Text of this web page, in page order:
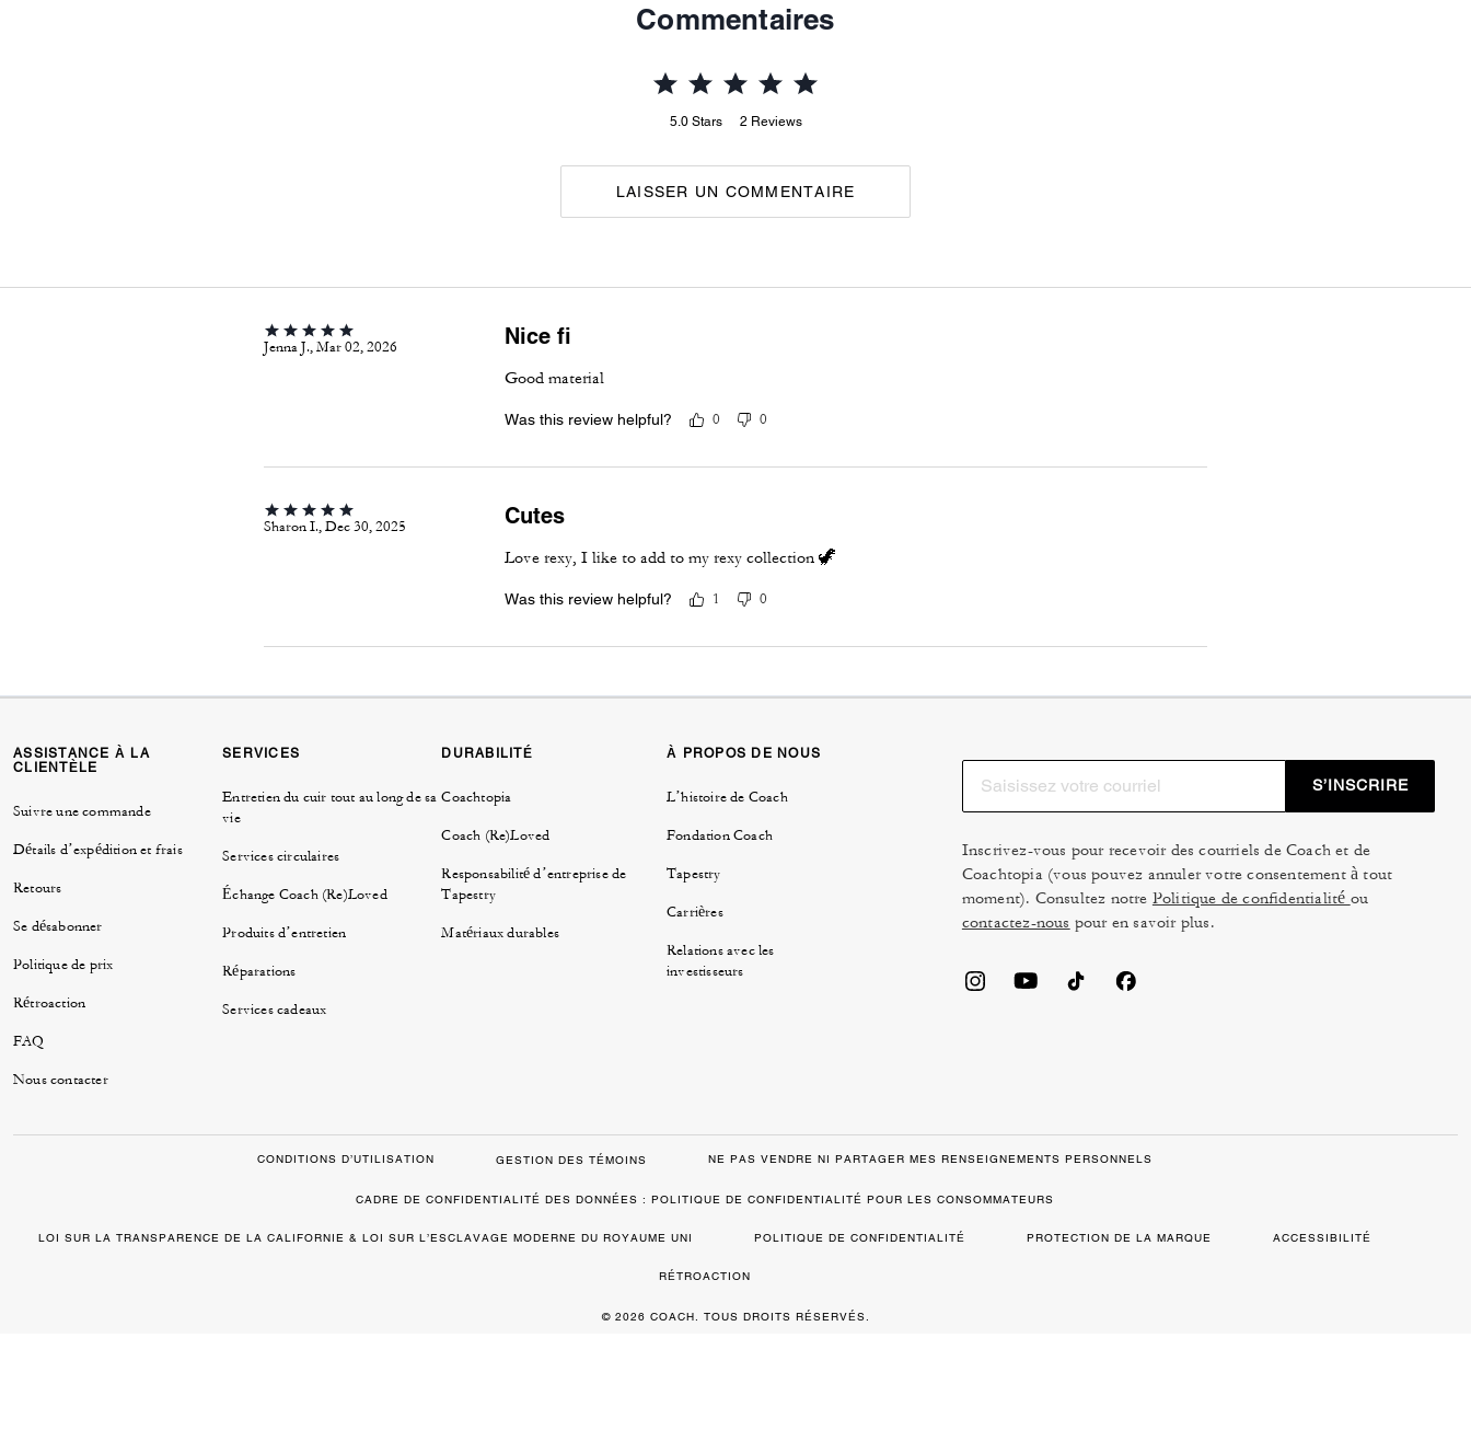
Commentaires
5.0 Stars 2 Reviews
LAISSER UN COMMENTAIRE
Jenna J., Mar 02, 2026 Nice fi
Good material
Was this review helpful? 0 0
Sharon I., Dec 30, 2025 Cutes
Love rexy, I like to add to my rexy collection 🦖
Was this review helpful? 1 0
ASSISTANCE À LA
CLIENTÈLE
Suivre une commande
Détails d’expédition et frais
Retours
Se désabonner
Politique de prix
Rétroaction
FAQ
Nous contacter
SERVICES
Entretien du cuir tout au long de sa
vie
Services circulaires
Échange Coach (Re)Loved
Produits d’entretien
Réparations
Services cadeaux
DURABILITÉ
Coachtopia
Coach (Re)Loved
Responsabilité d’entreprise de
Tapestry
Matériaux durables
À PROPOS DE NOUS
L’histoire de Coach
Fondation Coach
Tapestry
Carrières
Relations avec les
investisseurs
S’INSCRIRE
Inscrivez-vous pour recevoir des courriels de Coach et de
Coachtopia (vous pouvez annuler votre consentement à tout
moment). Consultez notre Politique de confidentialité ou
contactez-nous pour en savoir plus.
CONDITIONS D’UTILISATION GESTION DES TÉMOINS NE PAS VENDRE NI PARTAGER MES RENSEIGNEMENTS PERSONNELS
CADRE DE CONFIDENTIALITÉ DES DONNÉES : POLITIQUE DE CONFIDENTIALITÉ POUR LES CONSOMMATEURS
LOI SUR LA TRANSPARENCE DE LA CALIFORNIE & LOI SUR L’ESCLAVAGE MODERNE DU ROYAUME UNI POLITIQUE DE CONFIDENTIALITÉ PROTECTION DE LA MARQUE ACCESSIBILITÉ
RÉTROACTION
© 2026 COACH. TOUS DROITS RÉSERVÉS.